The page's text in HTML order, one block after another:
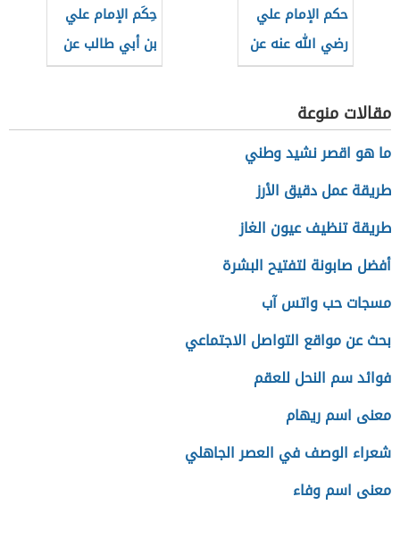
حكم الإمام علي
رضي الله عنه عن
الدنيا
حِكَم الإمام علي
بن أبي طالب عن
الأخلاق
مقالات منوعة
ما هو اقصر نشيد وطني
طريقة عمل دقيق الأرز
طريقة تنظيف عيون الغاز
أفضل صابونة لتفتيح البشرة
مسجات حب واتس آب
بحث عن مواقع التواصل الاجتماعي
فوائد سم النحل للعقم
معنى اسم ريهام
شعراء الوصف في العصر الجاهلي
معنى اسم وفاء